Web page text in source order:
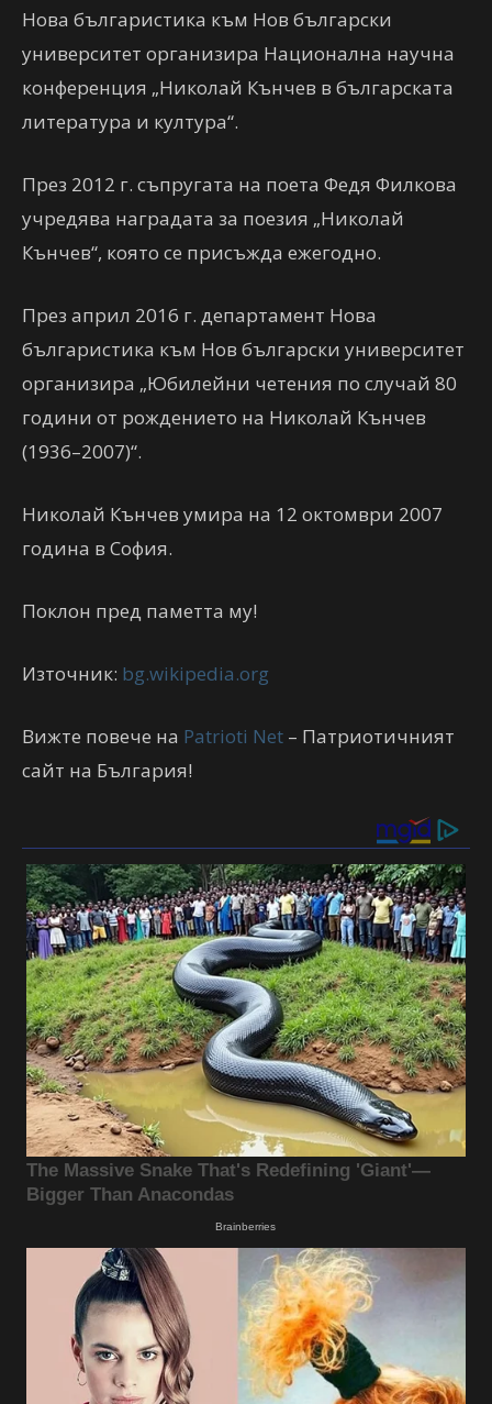
Нова българистика към Нов български
университет организира Национална научна
конференция „Николай Кънчев в българската
литература и култура“.
През 2012 г. съпругата на поета Федя Филкова
учредява наградата за поезия „Николай
Кънчев“, която се присъжда ежегодно.
През април 2016 г. департамент Нова
българистика към Нов български университет
организира „Юбилейни четения по случай 80
години от рождението на Николай Кънчев
(1936–2007)“.
Николай Кънчев умира на 12 октомври 2007
година в София.
Поклон пред паметта му!
Източник: bg.wikipedia.org
Вижте повече на Patrioti Net – Патриотичният
сайт на България!